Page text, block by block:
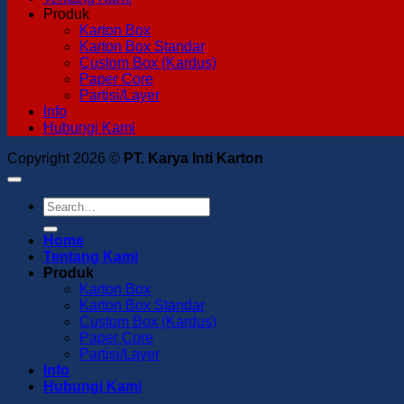
Produk
Karton Box
Karton Box Standar
Custom Box (Kardus)
Paper Core
Partisi/Layer
Info
Hubungi Kami
Copyright 2026 © PT. Karya Inti Karton
Home
Tentang Kami
Produk
Karton Box
Karton Box Standar
Custom Box (Kardus)
Paper Core
Partisi/Layer
Info
Hubungi Kami